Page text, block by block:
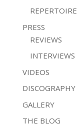
REPERTOIRE
PRESS
REVIEWS
INTERVIEWS
VIDEOS
DISCOGRAPHY
GALLERY
THE BLOG